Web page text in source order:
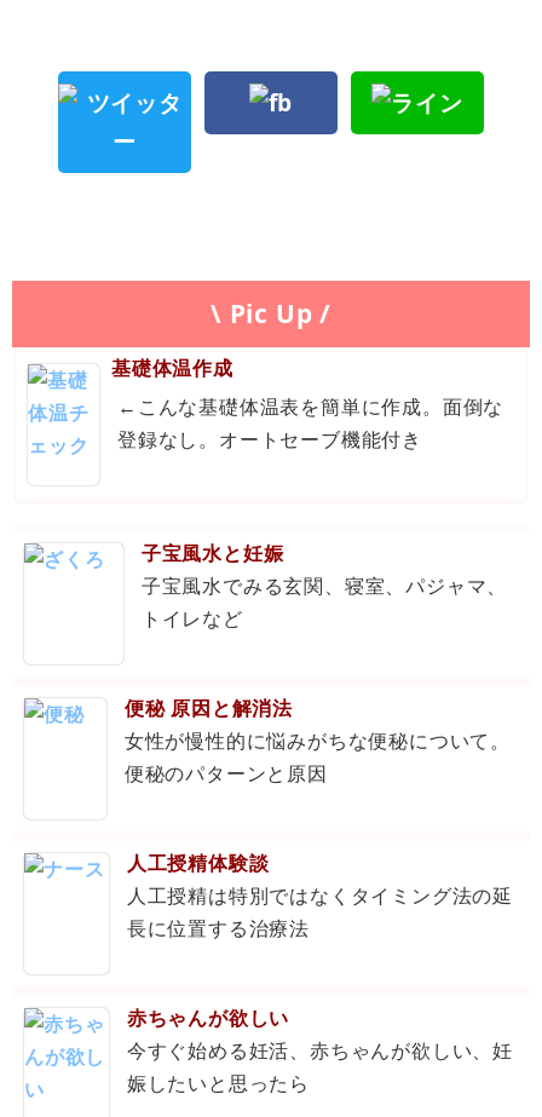
\ Pic Up /
基礎体温作成
←こんな基礎体温表を簡単に作成。面倒な
登録なし。オートセーブ機能付き
子宝風水と妊娠
子宝風水でみる玄関、寝室、パジャマ、
トイレなど
便秘 原因と解消法
女性が慢性的に悩みがちな便秘について。
便秘のパターンと原因
人工授精体験談
人工授精は特別ではなくタイミング法の延
長に位置する治療法
赤ちゃんが欲しい
今すぐ始める妊活、赤ちゃんが欲しい、妊
娠したいと思ったら